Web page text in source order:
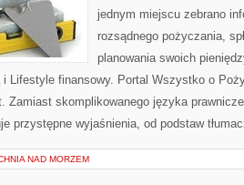
jednym miejscu zebrano
rozsądnego pożyczania,
planowania swoich
i Lifestyle finansowy. Portal Wszystko o
Zamiast skomplikowanego języka
przystępne wyjaśnienia, od podstaw
NAD MORZEM